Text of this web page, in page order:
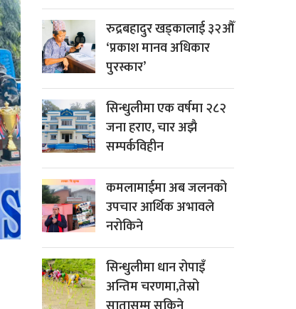
रुद्रबहादुर खड्कालाई ३२औँ
‘प्रकाश मानव अधिकार
पुरस्कार’
सिन्धुलीमा एक वर्षमा २८२
जना हराए, चार अझै
सम्पर्कविहीन
कमलामाईमा अब जलनको
उपचार आर्थिक अभावले
नरोकिने
सिन्धुलीमा धान रोपाइँ
अन्तिम चरणमा,तेस्रो